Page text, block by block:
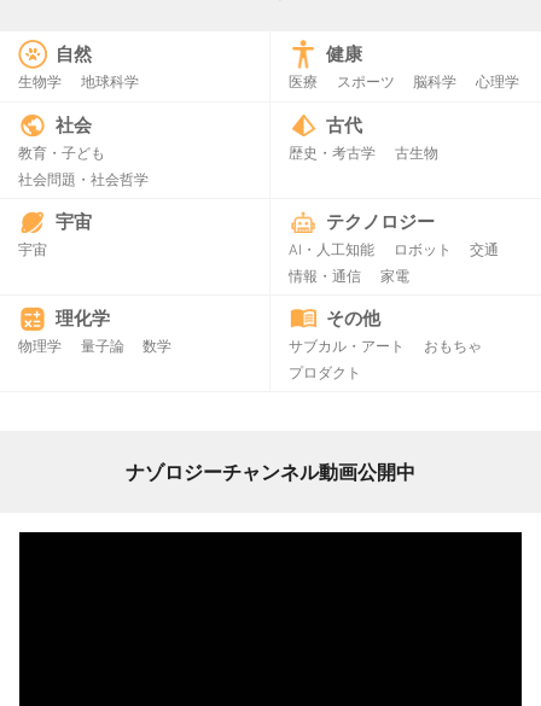
自然
生物学 地球科学
健康
医療 スポーツ 脳科学 心理学
社会
教育・子ども
社会問題・社会哲学
古代
歴史・考古学 古生物
宇宙
宇宙
テクノロジー
AI・人工知能 ロボット
交通
情報・通信
家電
理化学
物理学 量子論 数学
その他
サブカル・アート
おもちゃ
プロダクト
ナゾロジーチャンネル動画公開中